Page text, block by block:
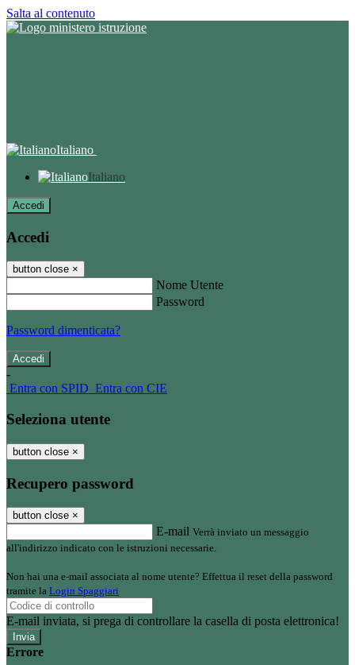
Salta al contenuto
Italiano
Italiano
Accedi
Accedi
button close ×
Nome Utente
Password
Password dimenticata?
-
Entra con SPID Entra con CIE
Seleziona utente
button close ×
Recupero password
button close ×
E-mail Verrà inviato un messaggio
all'indirizzo indicato con le istruzioni necessarie.
Non hai una e-mail associata al nome utente? Effettua il reset della password
tramite la Login Spaggiari
E-mail inviata, si prega di controllare la casella di posta elettronica!
Errore